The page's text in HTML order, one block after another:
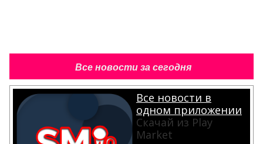
Все новости за сегодня
Все новости в
одном приложении
Скачай из Play
Market